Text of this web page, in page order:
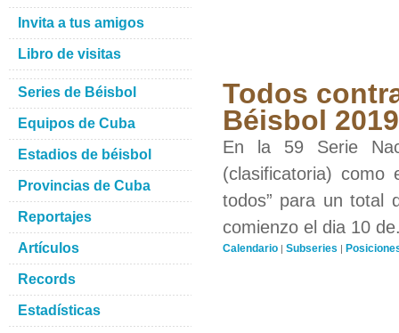
Todos
Béisbol
En la 59 Serie
(clasificatoria) como
todos” para un total
comienzo el dia 10
Calendario | Subseries |
Invita a tus amigos
Libro de visitas
Series de Béisbol
Equipos de Cuba
Estadios de béisbol
Provincias de Cuba
Reportajes
Artículos
Records
Estadísticas